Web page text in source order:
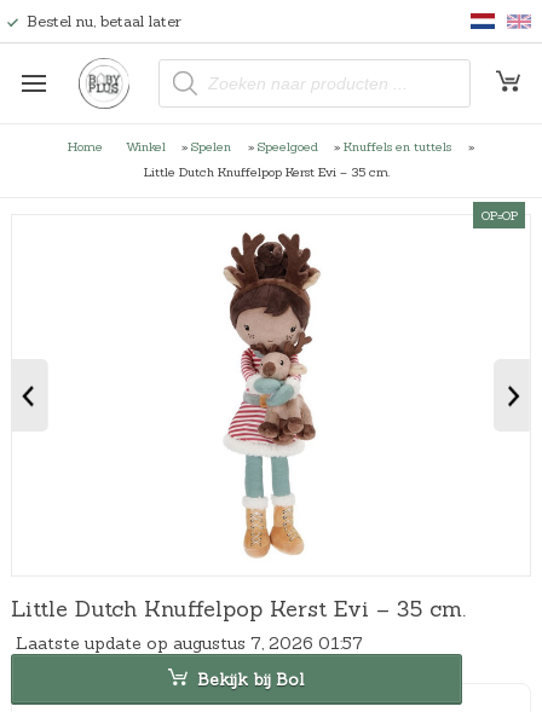
Bestel nu, betaal later
P
o
c
t
Home Winkel » Spelen » Speelgoed » Knuffels en tuttels
»
Little Dutch Knuffelpop Kerst Evi – 35 cm.
OP=OP
Little Dutch Knuffelpop Kerst Evi – 35 cm.
Laatste update op augustus 7, 2026 01:57
Bekijk bij Bol